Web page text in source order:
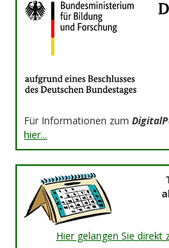
Für Informationen zum
hier...
Hier gelangen Sie direkt